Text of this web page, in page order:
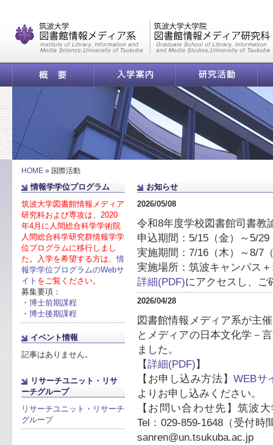
概要 入学案内 研究活動
HOME » 国際活動
情報学学位プログラム
筑波大学図書館情報メディア
研究科および専攻は、2020
年4月に人間総合科学学術院
人間総合科学研究群情報学学
位プログラムに移行しまし
た。入学を希望する方は、情
報学学位プログラムのWebサ
イト をご覧ください。
募集要項：
・ 博士前期課程
・ 博士後期課程
イベント情報
記事はありません。
リサーチユニット・リサ
ーチグループ
リサーチユニット・リサーチ
グループ
お知らせ
2026/05/08
令和8年度学校図書館司書教
申込期間：5/15（金）～5/29
実施期間：7/16（木）～8/7
実施場所：筑波キャンパス
詳細(PDF)にアクセスし、ご
2026/04/28
図書館情報メディア系が主
とメディアの日本文化学－
ました。
【詳細(PDF) 】
【お申し込み方法】WEBサ
よりお申し込みください。
【お問い合わせ先】筑波
Tel：029-859-1648（受付
sanren@un.tsukuba.ac.jp